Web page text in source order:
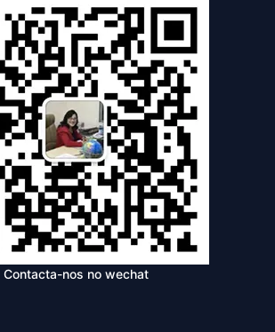
Contacta-nos no wechat